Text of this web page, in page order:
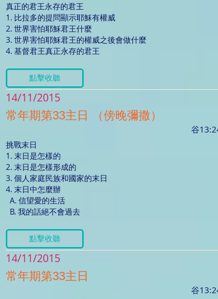
真正的君王永存的君王
1. 比拉多的提問顯示耶穌有權威
2. 世界害怕耶穌君王什麼
3. 世界害怕耶穌君王的權威之後會做什麼
4. 基督君王真正永存的君王
點擊收聽
14/11/2015
常年期第33主日 （傍晚彌撒）
谷
挑戰末日
1. 末日是怎樣的
2. 末日是怎樣形成的
3. 個人家庭民族和國家的末日
4. 末日中怎麼辦
A. 信望愛的生活
B. 我的話絕不會過去
點擊收聽
14/11/2015
常年期第33主日
谷